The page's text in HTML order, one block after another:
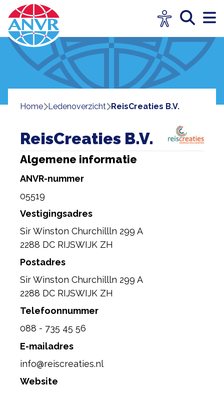
Home ledenoverzicht ReisCreaties B.V.
ReisCreaties B.V.
Algemene informatie
ANVR-nummer
05519
Vestigingsadres
Sir Winston Churchillln 299 A
2288 DC RIJSWIJK ZH
Postadres
Sir Winston Churchillln 299 A
2288 DC RIJSWIJK ZH
Telefoonnummer
088 - 735 45 56
E-mailadres
info@reiscreaties.nl
Website